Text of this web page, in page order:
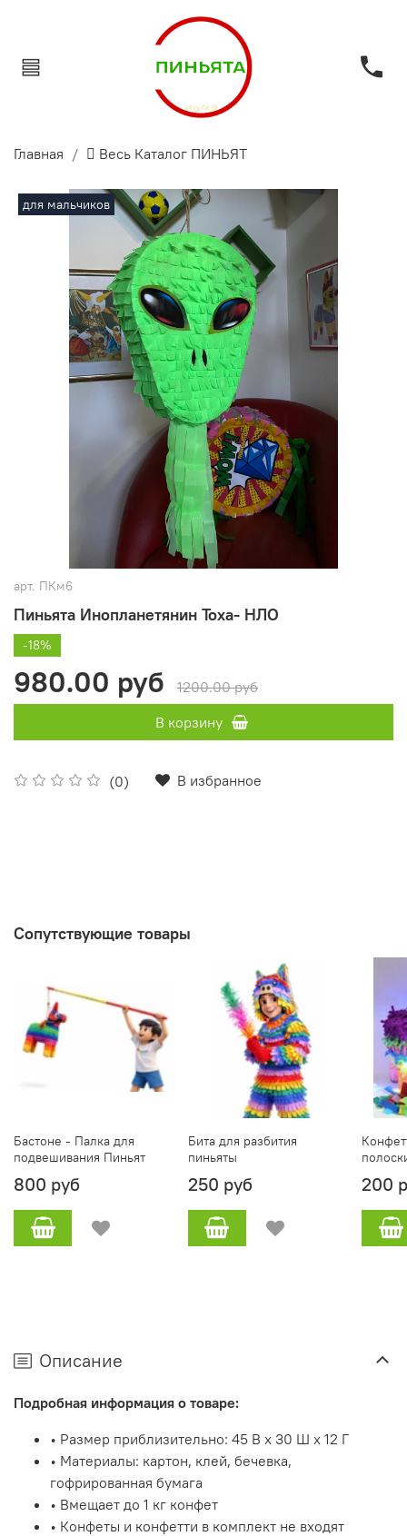
Главная  Весь Каталог ПИНЬЯТ
для мальчиков
арт. ПКм6
Пиньята Инопланетянин Тоха- НЛО
(0) В избранное
-18%
980.00 руб
1200.00 руб
В корзину
Сопутствующие товары
Бастоне - Палка для
подвешивания Пиньят
800 руб
Бита для разбития
пиньяты
250 руб 200
Описание
Подробная информация о товаре:
• Размер приблизительно: 45 В x 30 Ш x 12 Г
• Материалы: картон, клей, бечевка,
гофрированная бумага
• Вмещает до 1 кг конфет
• Конфеты и конфетти в комплект не входят